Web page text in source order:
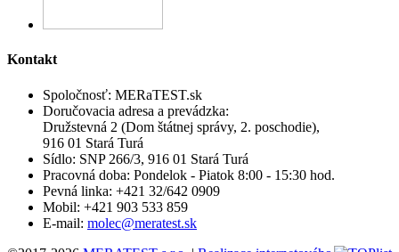
Kontakt
Spoločnosť: MERaTEST.sk
Doručovacia adresa a prevádzka:
Družstevná 2 (Dom štátnej správy, 2. poschodie),
916 01 Stará Turá
Sídlo: SNP 266/3, 916 01 Stará Turá
Pracovná doba: Pondelok - Piatok 8:00 - 15:30 hod.
Pevná linka: +421 32/642 0909
Mobil: +421 903 533 859
E-mail: molec@meratest.sk